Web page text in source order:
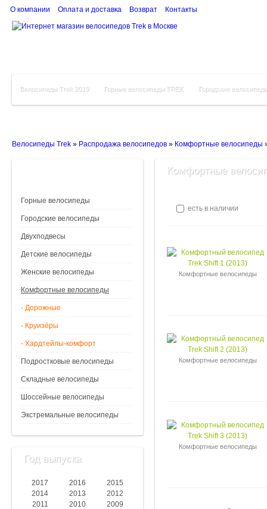
О компании Оплата и доставка Возврат Контакты
Велосипеды Trek 2019 Горные велосипеды TREK Городские
Велосипеды Trek » Распродажа велосипедов » Комфортные велосипеды
Горные велосипеды
Городские велосипеды
Двухподвесы
Детские велосипеды
Женские велосипеды
Комфортные велосипеды
- Дорожные
- Круизёры
- Хардтейлы-комфорт
Подростковые велосипеды
Складные велосипеды
Шоссейные велосипеды
Экстремальные велосипеды
Год выпуска
2017 2016
2015
2014
2013
2012
2011
2010
2009
Комфортные
есть в наличии
Комфортные велосипеды
Комфортные велосипеды
Комфортные велосипеды